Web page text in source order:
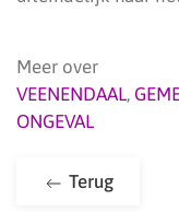
Meer over
VEENENDAAL,
ONGEVAL
Terug